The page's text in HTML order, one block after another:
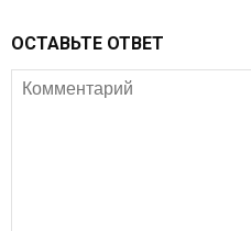
ОСТАВЬТЕ ОТВЕТ